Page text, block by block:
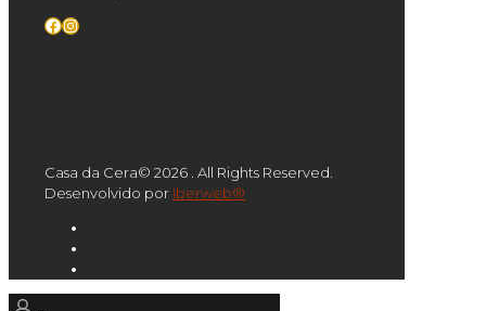
Facebook
Instagram
Casa da Cera© 2026 . All Rights Reserved.
Desenvolvido por Iberweb®